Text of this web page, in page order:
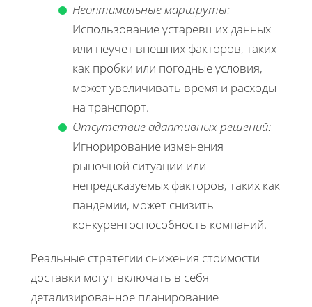
Неоптимальные маршруты:
Использование устаревших данных
или неучет внешних факторов, таких
как пробки или погодные условия,
может увеличивать время и расходы
на транспорт.
Отсутствие адаптивных решений:
Игнорирование изменения
рыночной ситуации или
непредсказуемых факторов, таких как
пандемии, может снизить
конкурентоспособность компаний.
Реальные стратегии снижения стоимости
доставки могут включать в себя
детализированное планирование